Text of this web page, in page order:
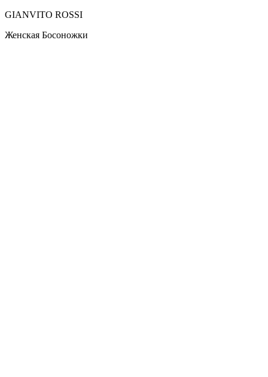
GIANVITO ROSSI
Женская Босоножки